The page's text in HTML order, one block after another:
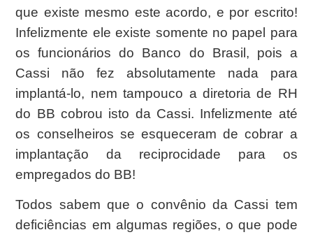
que existe mesmo este acordo, e por escrito!
Infelizmente ele existe somente no papel para
os funcionários do Banco do Brasil, pois a
Cassi não fez absolutamente nada para
implantá-lo, nem tampouco a diretoria de RH
do BB cobrou isto da Cassi. Infelizmente até
os conselheiros se esqueceram de cobrar a
implantação da reciprocidade para os
empregados do BB!
Todos sabem que o convênio da Cassi tem
deficiências em algumas regiões, o que pode